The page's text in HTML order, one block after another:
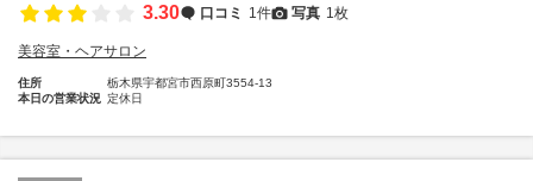
3.30 口コミ 1件 写真 1枚
美容室・ヘアサロン
住所
栃木県宇都宮市西原町3554-13
本日の営業状況 定休日